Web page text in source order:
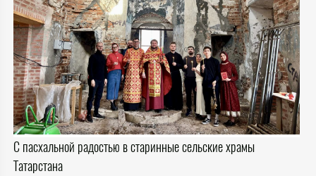
С пасхальной радостью в старинные сельские храмы
Татарстана